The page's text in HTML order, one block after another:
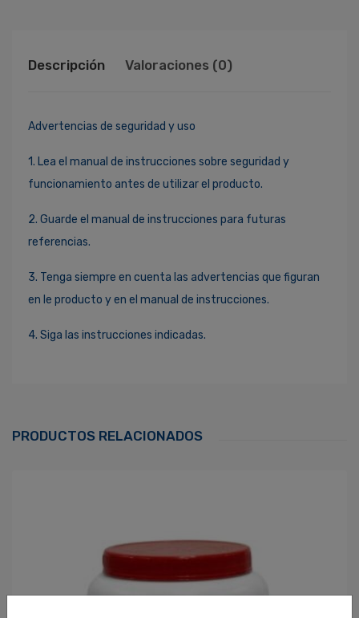
Descripción Valoraciones (0)
Advertencias de seguridad y uso
1. Lea el manual de instrucciones sobre seguridad y
funcionamiento antes de utilizar el producto.
2. Guarde el manual de instrucciones para futuras
referencias.
3. Tenga siempre en cuenta las advertencias que figuran
en le producto y en el manual de instrucciones.
4. Siga las instrucciones indicadas.
¿Olvidaste tu Contraseña?
Recordarme
PRODUCTOS RELACIONADOS